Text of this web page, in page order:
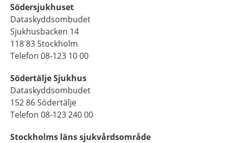
Södersjukhuset
Dataskyddsombudet
Sjukhusbacken 14
118 83 Stockholm
Telefon 08-123 10 00
Södertälje Sjukhus
Dataskyddsombudet
152 86 Södertälje
Telefon 08-123 240 00
Stockholms läns sjukvårdsområde